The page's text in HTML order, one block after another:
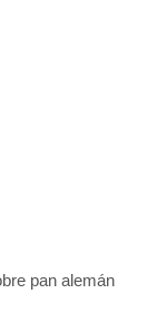
pan alemán